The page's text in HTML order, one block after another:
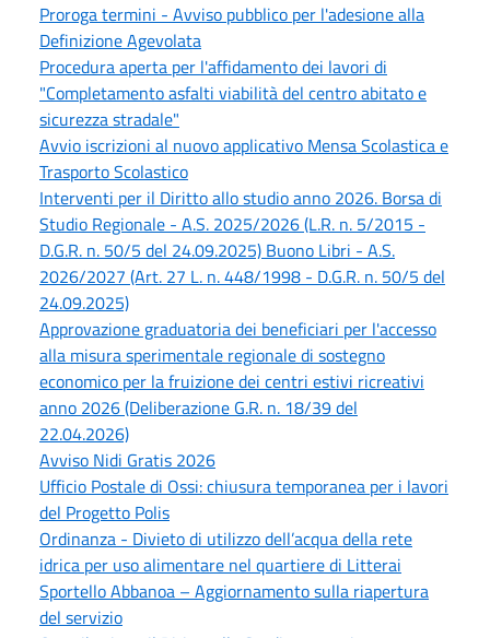
Proroga termini - Avviso pubblico per l'adesione alla
Definizione Agevolata
Procedura aperta per l'affidamento dei lavori di
"Completamento asfalti viabilità del centro abitato e
sicurezza stradale"
Avvio iscrizioni al nuovo applicativo Mensa Scolastica e
Trasporto Scolastico
Interventi per il Diritto allo studio anno 2026. Borsa di
Studio Regionale - A.S. 2025/2026 (L.R. n. 5/2015 -
D.G.R. n. 50/5 del 24.09.2025) Buono Libri - A.S.
2026/2027 (Art. 27 L. n. 448/1998 - D.G.R. n. 50/5 del
24.09.2025)
Approvazione graduatoria dei beneficiari per l'accesso
alla misura sperimentale regionale di sostegno
economico per la fruizione dei centri estivi ricreativi
anno 2026 (Deliberazione G.R. n. 18/39 del
22.04.2026)
Avviso Nidi Gratis 2026
Ufficio Postale di Ossi: chiusura temporanea per i lavori
del Progetto Polis
Ordinanza - Divieto di utilizzo dell’acqua della rete
idrica per uso alimentare nel quartiere di Litterai
Sportello Abbanoa – Aggiornamento sulla riapertura
del servizio